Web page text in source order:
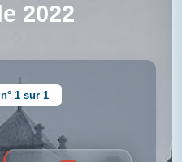
2022
1 sur 1